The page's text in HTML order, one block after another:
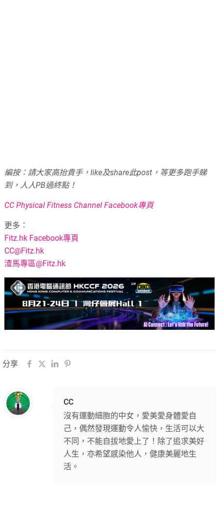
編按： 請大家高抬貴手，like及share此post，等更多跑手睇
到，人人PB過終點！
CC Physical Fitness Channel Facebook專頁
更多：
Fitz.hk Facebook專頁
CC@Fitz.hk
渣馬專區@Fitz.hk
分享
CC
沒有運動細胞的中女，愛美愛身體愛自
己，偶然發現運動令人愉快，生活可以大
不同，不能自拔地愛上了！除了追求美好
人生，亦希望感染他人，健康美麗地生
活。